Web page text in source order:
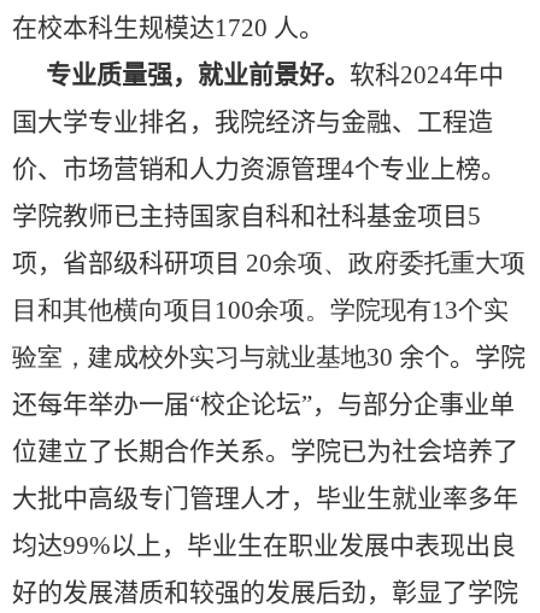
在校本科生规模达1720 人。
专业质量强，就业前景好。 软科2024年中
国大学专业排名，我院经济与金融、工程造
价、市场营销和人力资源管理4个专业上榜。
学院教师已主持国家自科和社科基金项目5
项，省部级科研项目 20余项、政府委托重大项
目和其他横向项目100余项。学院现有13个实
验室，建成校外实习与就业基地30 余个。学院
还每年举办一届“校企论坛”，与部分企事业单
位建立了长期合作关系。学院已为社会培养了
大批中高级专门管理人才，毕业生就业率多年
均达99%以上，毕业生在职业发展中表现出良
好的发展潜质和较强的发展后劲，彰显了学院